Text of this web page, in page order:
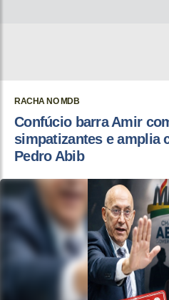
RACHA NO MDB
Confúcio barra Amir
simpatizantes e amplia
Pedro Abib